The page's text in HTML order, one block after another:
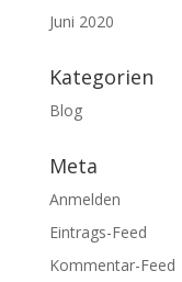
Juni 2020
Kategorien
Blog
Meta
Anmelden
Eintrags-Feed
Kommentar-Feed